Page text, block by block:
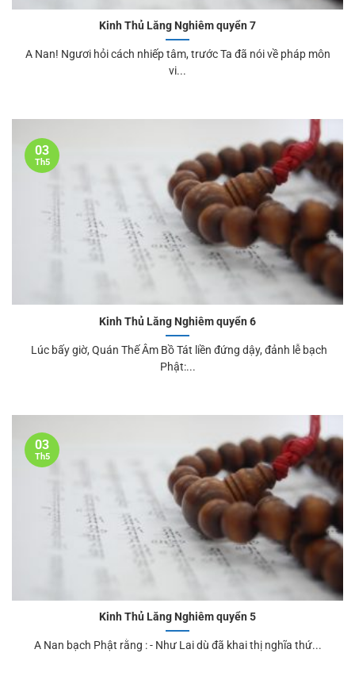
Kinh Thủ Lăng Nghiêm quyển 7
A Nan! Ngươi hỏi cách nhiếp tâm, trước Ta đã nói về pháp môn
vi...
Kinh Thủ Lăng Nghiêm quyển 6
Lúc bấy giờ, Quán Thế Âm Bồ Tát liền đứng dậy, đảnh lễ bạch
Phật:...
03
Th5
Kinh Thủ Lăng Nghiêm quyển 5
A Nan bạch Phật rằng : - Như Lai dù đã khai thị nghĩa thứ...
03
Th5